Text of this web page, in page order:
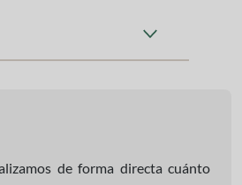
de forma directa cuánto